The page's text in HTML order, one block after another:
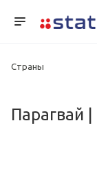
Страны
Парагвай